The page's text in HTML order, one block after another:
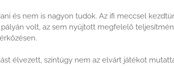
és nem is nagyon tudok. Az ifi meccsel
volt, az sem nyújtott megfelelő
élvezett, szintúgy nem az elvárt játékot